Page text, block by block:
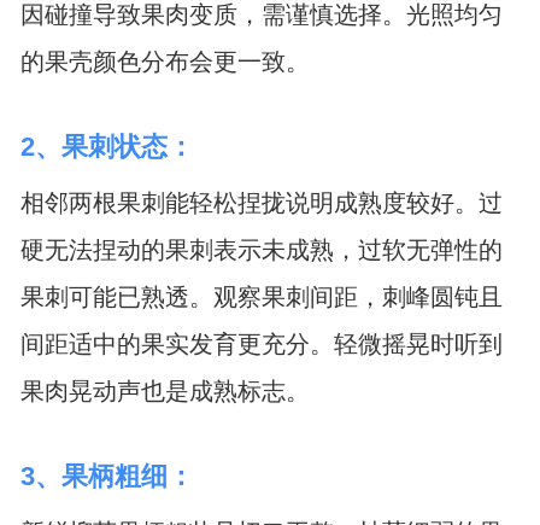
因碰撞导致果肉变质，需谨慎选择。光照均匀
的果壳颜色分布会更一致。
2、果刺状态：
相邻两根果刺能轻松捏拢说明成熟度较好。过
硬无法捏动的果刺表示未成熟，过软无弹性的
果刺可能已熟透。观察果刺间距，刺峰圆钝且
间距适中的果实发育更充分。轻微摇晃时听到
果肉晃动声也是成熟标志。
3、果柄粗细：